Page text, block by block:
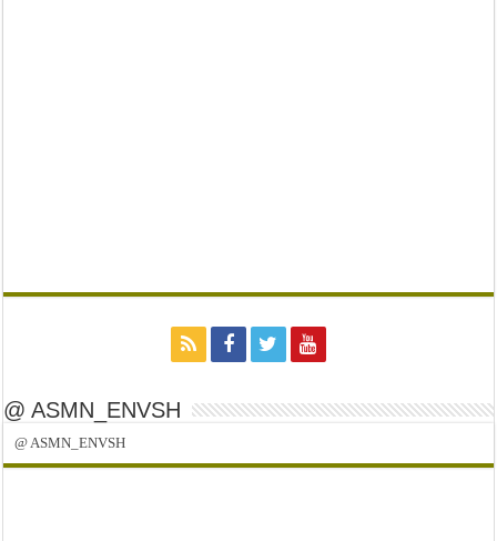
@ ASMN_ENVSH
@ ASMN_ENVSH